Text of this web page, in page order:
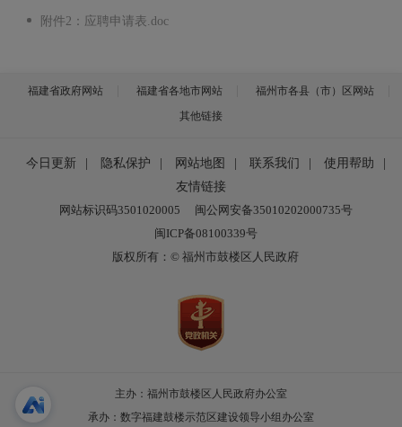
附件2：应聘申请表.doc
福建省政府网站 福建省各地市网站
福州市各县（市）区网站
其他链接
今日更新 隐私保护 网站地图 联系我们 使用帮助
友情链接
网站标识码3501020005
闽公网安备35010202000735号
闽ICP备08100339号
版权所有：© 福州市鼓楼区人民政府
主办：福州市鼓楼区人民政府办公室
承办：数字福建鼓楼示范区建设领导小组办公室